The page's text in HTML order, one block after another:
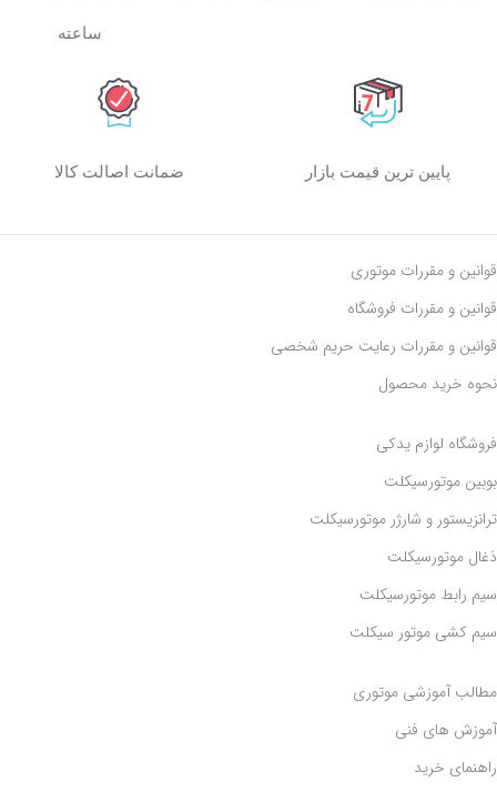
ساعته
پایین ترین قیمت بازار ضمانت اصالت کالا
قوانین و مقررات موتوری
قوانین و مقررات فروشگاه
قوانین و مقررات رعايت حريم شخصی
نحوه خرید محصول
فروشگاه لوازم یدکی
بوبین موتورسیکلت
ترانزیستور و شارژر موتورسیکلت
ذغال موتورسیکلت
سیم رابط موتورسیکلت
سیم کشی موتور سیکلت
مطالب آموزشی موتوری
آموزش های فنی
راهنمای خرید